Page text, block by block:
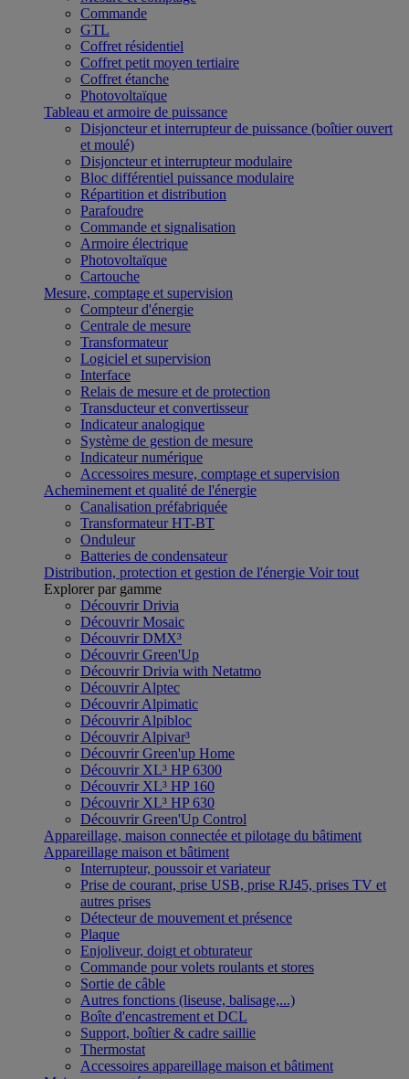
Commande
GTL
Coffret résidentiel
Coffret petit moyen tertiaire
Coffret étanche
Photovoltaïque
Tableau et armoire de puissance
Disjoncteur et interrupteur de puissance (boîtier ouvert
et moulé)
Disjoncteur et interrupteur modulaire
Bloc différentiel puissance modulaire
Répartition et distribution
Parafoudre
Commande et signalisation
Armoire électrique
Photovoltaïque
Cartouche
Mesure, comptage et supervision
Compteur d'énergie
Centrale de mesure
Transformateur
Logiciel et supervision
Interface
Relais de mesure et de protection
Transducteur et convertisseur
Indicateur analogique
Système de gestion de mesure
Indicateur numérique
Accessoires mesure, comptage et supervision
Acheminement et qualité de l'énergie
Canalisation préfabriquée
Transformateur HT-BT
Onduleur
Batteries de condensateur
Distribution, protection et gestion de l'énergie Voir tout
Explorer par gamme
Découvrir Drivia
Découvrir Mosaic
Découvrir DMX³
Découvrir Green'Up
Découvrir Drivia with Netatmo
Découvrir Alptec
Découvrir Alpimatic
Découvrir Alpibloc
Découvrir Alpivar³
Découvrir Green'up Home
Découvrir XL³ HP 6300
Découvrir XL³ HP 160
Découvrir XL³ HP 630
Découvrir Green'Up Control
Appareillage, maison connectée et pilotage du bâtiment
Appareillage maison et bâtiment
Interrupteur, poussoir et variateur
Prise de courant, prise USB, prise RJ45, prises TV et
autres prises
Détecteur de mouvement et présence
Plaque
Enjoliveur, doigt et obturateur
Commande pour volets roulants et stores
Sortie de câble
Autres fonctions (liseuse, balisage,...)
Boîte d'encastrement et DCL
Support, boîtier & cadre saillie
Thermostat
Accessoires appareillage maison et bâtiment